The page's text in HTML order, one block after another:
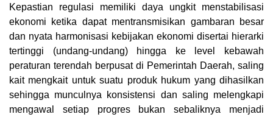
Kepastian regulasi memiliki daya ungkit menstabilisasi
ekonomi ketika dapat mentransmisikan gambaran besar
dan nyata harmonisasi kebijakan ekonomi disertai hierarki
tertinggi (undang-undang) hingga ke level kebawah
peraturan terendah berpusat di Pemerintah Daerah, saling
kait mengkait untuk suatu produk hukum yang dihasilkan
sehingga munculnya konsistensi dan saling melengkapi
mengawal setiap progres bukan sebaliknya menjadi